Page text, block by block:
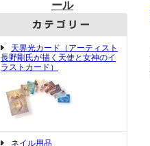
天界光カード（アーティスト
長野剛氏が描く天使と女神のイ
ラストカード）
ネイル用品